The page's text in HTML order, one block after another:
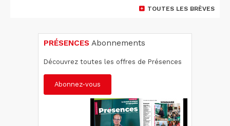
TOUTES LES BRÈVES
PRÉSENCES Abonnements
Découvrez toutes les offres de Présences
Abonnez-vous